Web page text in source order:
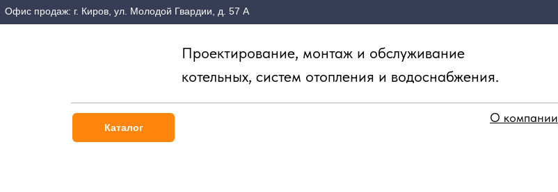
Офис продаж: г. Киров, ул. Молодой Гвардии, д. 57 А
О компании
Каталог
Проектирование, монтаж и обслуживание
котельных, систем отопления и водоснабжения.